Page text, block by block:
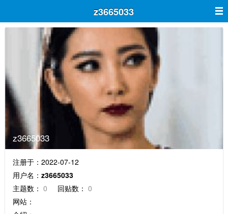
z3665033
z3665033
注册于：2022-07-12
用户名： z3665033
主题数： 0 回贴数： 0
网站：